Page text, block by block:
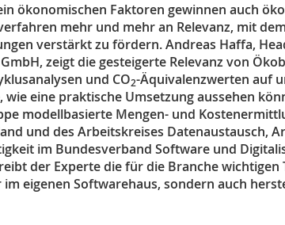
ökonomischen Faktoren gewinnen auch
mehr und mehr an Relevanz, mit
verstärkt zu fördern. Andreas Haffa,
zeigt die gesteigerte Relevanz von
und CO2-Äquivalenzwerten auf
wie eine praktische Umsetzung aussehen
modellbasierte Mengen- und
und des Arbeitskreises Datenaustausch,
im Bundesverband Software und
der Experte die für die Branche
im eigenen Softwarehaus, sondern auch